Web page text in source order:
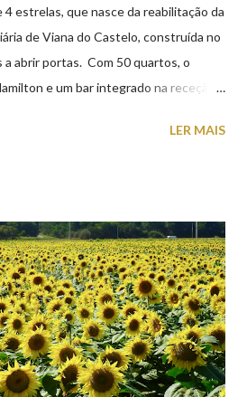
estrelas, que nasce da reabilitação da
de Viana do Castelo, construída no
abrir portas. Com 50 quartos, o
e um bar integrado na receção,
IP Património que homenageiam a
LER MAIS